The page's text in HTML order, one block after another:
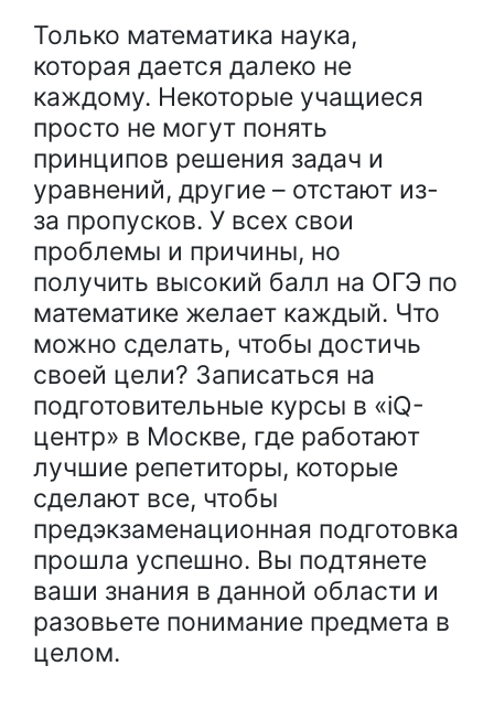
Только математика наука,
которая дается далеко не
каждому. Некоторые учащиеся
просто не могут понять
принципов решения задач и
уравнений, другие – отстают из-
за пропусков. У всех свои
проблемы и причины, но
получить высокий балл на ОГЭ по
математике желает каждый. Что
можно сделать, чтобы достичь
своей цели? Записаться на
подготовительные курсы в «iQ-
центр» в Москве, где работают
лучшие репетиторы, которые
сделают все, чтобы
предэкзаменационная подготовка
прошла успешно. Вы подтянете
ваши знания в данной области и
разовьете понимание предмета в
целом.